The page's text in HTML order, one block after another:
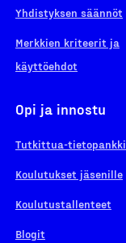
Yhdistyksen säännöt
Merkkien kriteerit ja
käyttöehdot
Opi ja innostu
Tutkittua-tietopankki
Koulutukset jäsenille
Koulutustallenteet
Blogit